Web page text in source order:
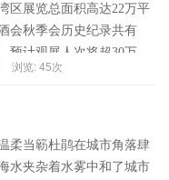
区展览总面积高达22万平
会秋季会历史纪录共有
预计观展人次将超30万。
聚了国内外酒类，食品领
浏览: 45次
柔当簕杜鹃在城市角落肆
水夹杂着水雾中和了城市